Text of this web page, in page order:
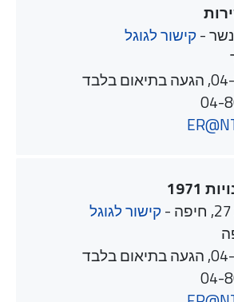
קישור לגוגל
1971
קישור לגוגל